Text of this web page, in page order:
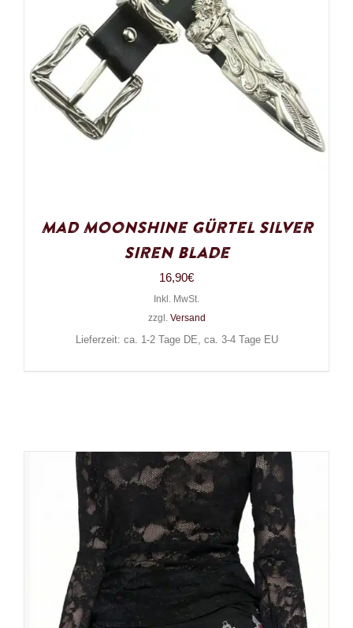
Mad Moonshine Gürtel Silver
Siren Blade
16,90€
Inkl. MwSt.
zzgl. Versand
Lieferzeit: ca. 1-2 Tage DE, ca. 3-4 Tage EU